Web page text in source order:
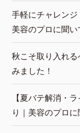
手軽にチャレン
美容のプロに聞い
秋こそ取り入れ
みました！
【夏バテ解消・
り｜美容のプロに